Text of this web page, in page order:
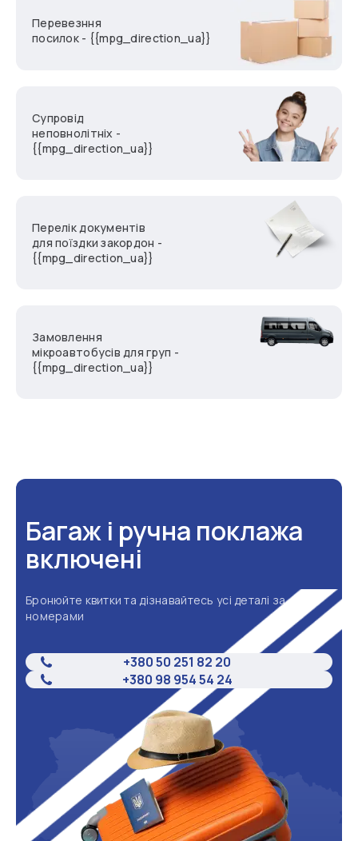
Перевезння
посилок - {{mpg_direction_ua}}
Супровід
неповнолітніх -
{{mpg_direction_ua}}
Перелік документів
для поїздки закордон -
{{mpg_direction_ua}}
Замовлення
мікроавтобусів для груп -
{{mpg_direction_ua}}
Багаж і ручна поклажа
включені
Бронюйте квитки та дізнавайтесь усі деталі за
номерами
+380 50 251 82 20
+380 98 954 54 24